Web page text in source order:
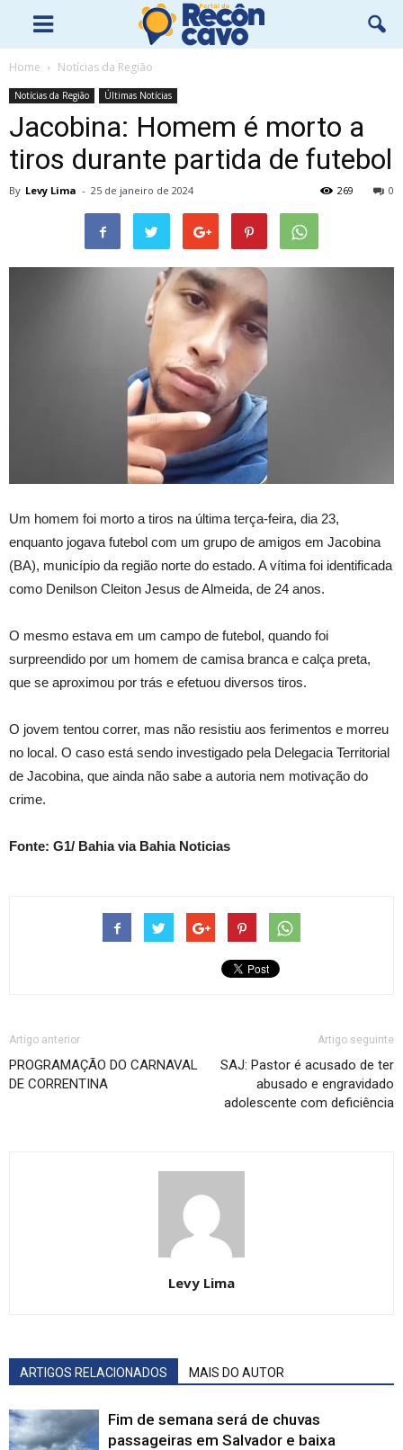
Home Notícias da Região
Notícias da Região Últimas Notícias
Jacobina: Homem é morto a
tiros durante partida de futebol
By Levy Lima - 25 de janeiro de 2024 0
269
Um homem foi morto a tiros na última terça-feira, dia 23,
enquanto jogava futebol com um grupo de amigos em Jacobina
(BA), município da região norte do estado. A vítima foi identificada
como Denilson Cleiton Jesus de Almeida, de 24 anos.
O mesmo estava em um campo de futebol, quando foi
surpreendido por um homem de camisa branca e calça preta,
que se aproximou por trás e efetuou diversos tiros.
O jovem tentou correr, mas não resistiu aos ferimentos e morreu
no local. O caso está sendo investigado pela Delegacia Territorial
de Jacobina, que ainda não sabe a autoria nem motivação do
crime.
Fonte: G1/ Bahia via Bahia Noticias
Artigo anterior
PROGRAMAÇÃO DO CARNAVAL
DE CORRENTINA
Artigo seguinte
SAJ: Pastor é acusado de ter
abusado e engravidado
adolescente com deficiência
Levy Lima
ARTIGOS RELACIONADOS MAIS DO AUTOR
Fim de semana será de chuvas
passageiras em Salvador e baixa